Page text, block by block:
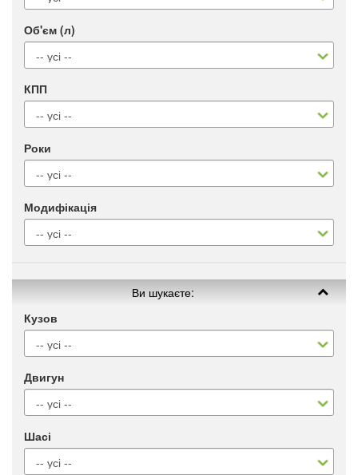
Об'єм (л)
КПП
Роки
Модифікація
Ви шукаєте:
Кузов
Двигун
Шасі